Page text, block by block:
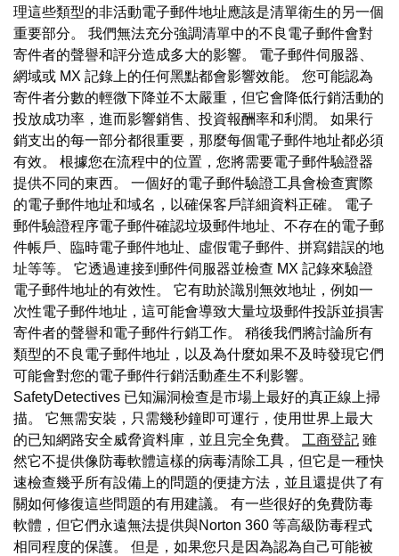
理這些類型的非活動電子郵件地址應該是清單衛生的另一個
重要部分。 我們無法充分強調清單中的不良電子郵件會對
寄件者的聲譽和評分造成多大的影響。 電子郵件伺服器、
網域或 MX 記錄上的任何黑點都會影響效能。 您可能認為
寄件者分數的輕微下降並不太嚴重，但它會降低行銷活動的
投放成功率，進而影響銷售、投資報酬率和利潤。 如果行
銷支出的每一部分都很重要，那麼每個電子郵件地址都必須
有效。 根據您在流程中的位置，您將需要電子郵件驗證器
提供不同的東西。 一個好的電子郵件驗證工具會檢查實際
的電子郵件地址和域名，以確保客戶詳細資料正確。 電子
郵件驗證程序電子郵件確認垃圾郵件地址、不存在的電子郵
件帳戶、臨時電子郵件地址、虛假電子郵件、拼寫錯誤的地
址等等。 它透過連接到郵件伺服器並檢查 MX 記錄來驗證
電子郵件地址的有效性。 它有助於識別無效地址，例如一
次性電子郵件地址，這可能會導致大量垃圾郵件投訴並損害
寄件者的聲譽和電子郵件行銷工作。 稍後我們將討論所有
類型的不良電子郵件地址，以及為什麼如果不及時發現它們
可能會對您的電子郵件行銷活動產生不利影響。
SafetyDetectives 已知漏洞檢查是市場上最好的真正線上掃
描。 它無需安裝，只需幾秒鐘即可運行，使用世界上最大
的已知網路安全威脅資料庫，並且完全免費。 工商登記 雖
然它不提供像防毒軟體這樣的病毒清除工具，但它是一種快
速檢查幾乎所有設備上的問題的便捷方法，並且還提供了有
關如何修復這些問題的有用建議。 有一些很好的免費防毒
軟體，但它們永遠無法提供與Norton 360 等高級防毒程式
相同程度的保護。 但是，如果您只是因為認為自己可能被